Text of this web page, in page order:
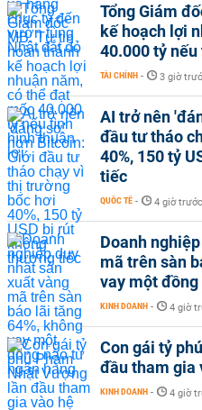
Tổng Giám
kế hoạch lợi
40.000 tỷ
TÀI CHÍNH - 3 giờ
AI trở nên
đầu tư tháo
40%, 150 tỷ
tiếc
QUỐC TẾ - 4 giờ trước
Doanh
mã trên sàn
vay một
KINH DOANH - 4 giờ
Con gái tỷ
đầu tham gia
KINH DOANH - 4 giờ